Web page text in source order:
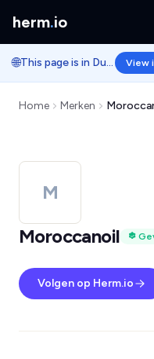
herm.io
🌐 This page is in Dutch. View
Home Merken
M
Moroccanoil
Volgen op Herm.io